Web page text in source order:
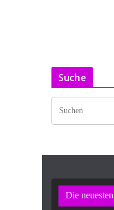
Suche
Die